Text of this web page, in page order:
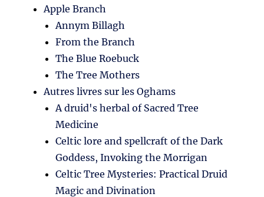
Apple Branch
Annym Billagh
From the Branch
The Blue Roebuck
The Tree Mothers
Autres livres sur les Oghams
A druid's herbal of Sacred Tree
Medicine
Celtic lore and spellcraft of the Dark
Goddess, Invoking the Morrigan
Celtic Tree Mysteries: Practical Druid
Magic and Divination